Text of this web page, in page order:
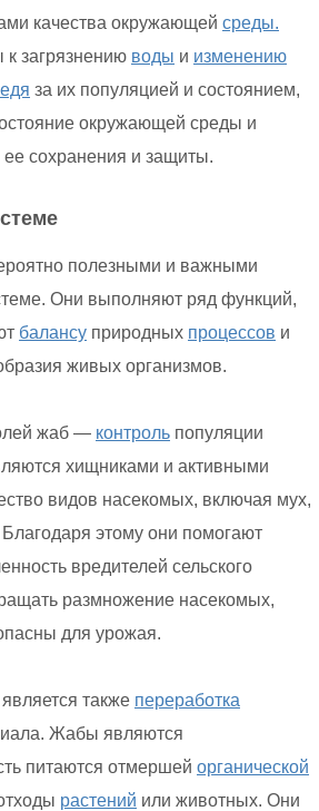
качества окружающей среды.
загрязнению воды и изменению
за их популяцией и состоянием,
окружающей среды и
сохранения и защиты.
полезными и важными
Они выполняют ряд функций,
балансу природных процессов и
живых организмов.
жаб — контроль популяции
хищниками и активными
видов насекомых, включая мух,
этому они помогают
вредителей сельского
размножение насекомых,
для урожая.
также переработка
Жабы являются
питаются отмершей органической
растений или животных. Они